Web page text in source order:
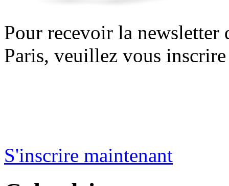
Pour recevoir la
Paris, veuillez vous
S'inscrire maintenant